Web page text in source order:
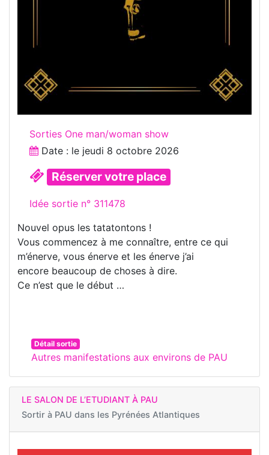
Sorties One man/woman show
Date : le jeudi 8 octobre 2026
Réserver votre place
Idée sortie n° 311478
Nouvel opus les tatatontons !
Vous commencez à me connaître, entre ce qui
m’énerve, vous énerve et les énerve j’ai
encore beaucoup de choses à dire.
Ce n’est que le début …
Détail sortie
Autres manifestations aux environs de PAU
LE SALON DE L’ETUDIANT À PAU
Sortir à PAU dans les Pyrénées Atlantiques